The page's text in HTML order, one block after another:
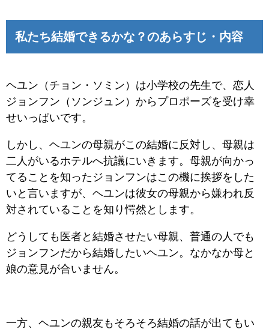
私たち結婚できるかな？のあらすじ・内容
ヘユン（チョン・ソミン）は小学校の先生で、恋人
ジョンフン（ソンジュン）からプロポーズを受け幸
せいっぱいです。
しかし、ヘユンの母親がこの結婚に反対し、母親は
二人がいるホテルへ抗議にいきます。母親が向かっ
てることを知ったジョンフンはこの機に挨拶をした
いと言いますが、ヘユンは彼女の母親から嫌われ反
対されていることを知り愕然とします。
どうしても医者と結婚させたい母親、普通の人でも
ジョンフンだから結婚したいヘユン。なかなか母と
娘の意見が合いません。
一方、ヘユンの親友もそろそろ結婚の話が出てもい